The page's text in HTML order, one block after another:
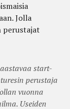
Jolla
perustajat
start-
perustaja
vuonna
Useiden